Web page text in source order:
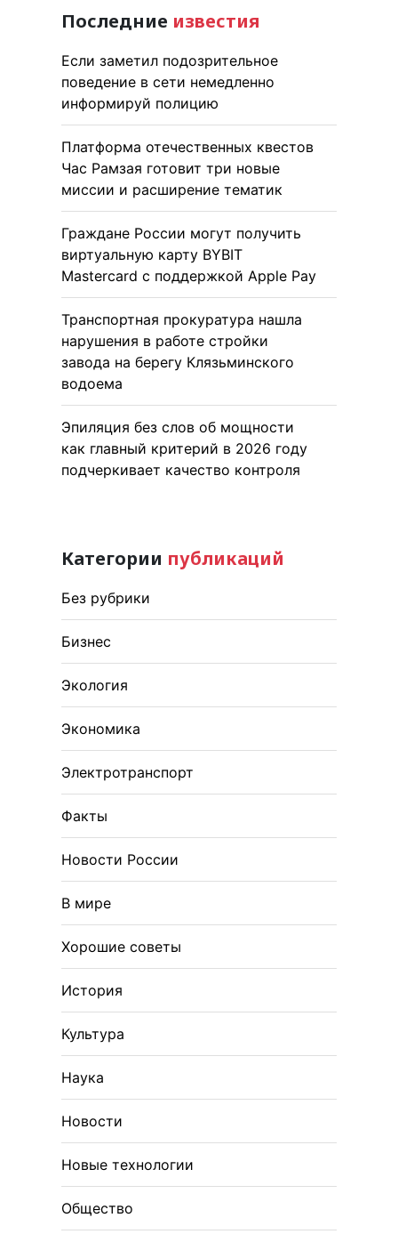
Последние известия
Если заметил подозрительное
поведение в сети немедленно
информируй полицию
Платформа отечественных квестов
Час Рамзая готовит три новые
миссии и расширение тематик
Граждане России могут получить
виртуальную карту BYBIT
Mastercard с поддержкой Apple Pay
Транспортная прокуратура нашла
нарушения в работе стройки
завода на берегу Клязьминского
водоема
Эпиляция без слов об мощности
как главный критерий в 2026 году
подчеркивает качество контроля
Категории публикаций
Без рубрики
Бизнес
Экология
Экономика
Электротранспорт
Факты
Новости России
В мире
Хорошие советы
История
Культура
Наука
Новости
Новые технологии
Общество